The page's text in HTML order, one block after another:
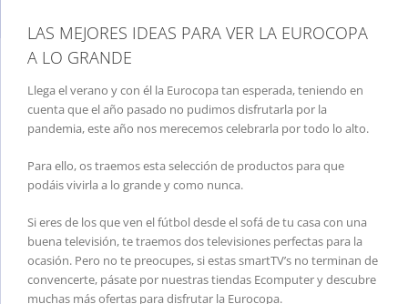
LAS MEJORES IDEAS PARA VER LA EUROCOPA
A LO GRANDE
Llega el verano y con él la Eurocopa tan esperada, teniendo en
cuenta que el año pasado no pudimos disfrutarla por la
pandemia, este año nos merecemos celebrarla por todo lo alto.
Para ello, os traemos esta selección de productos para que
podáis vivirla a lo grande y como nunca.
Si eres de los que ven el fútbol desde el sofá de tu casa con una
buena televisión, te traemos dos televisiones perfectas para la
ocasión. Pero no te preocupes, si estas smartTV’s no terminan de
convencerte, pásate por nuestras tiendas Ecomputer y descubre
muchas más ofertas para disfrutar la Eurocopa.